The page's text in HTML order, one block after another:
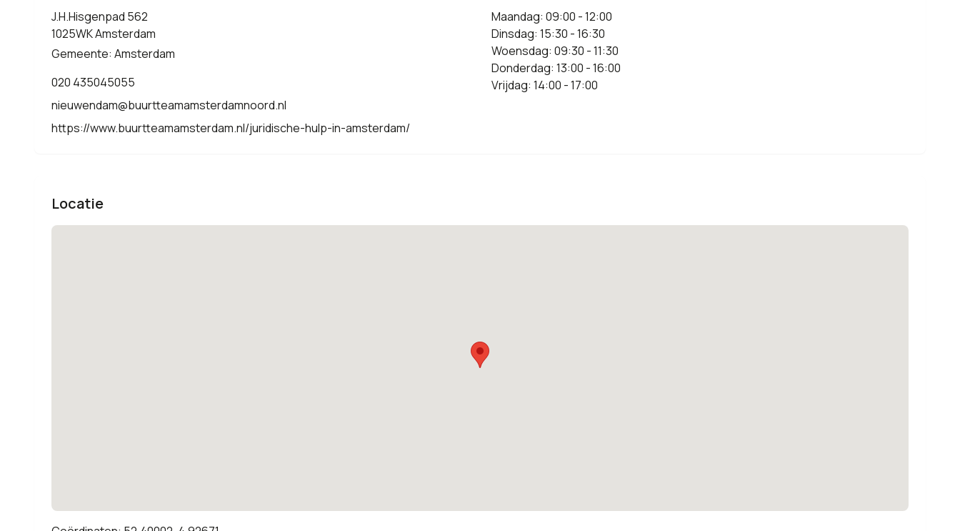
J.H.Hisgenpad 562
1025WK Amsterdam
Gemeente: Amsterdam
020 435045055
nieuwendam@buurtteamamsterdamnoord.nl
https://www.buurtteamamsterdam.nl/juridische-hulp-in-amsterdam/
Maandag: 09:00 - 12:00
Dinsdag: 15:30 - 16:30
Woensdag: 09:30 - 11:30
Donderdag: 13:00 - 16:00
Vrijdag: 14:00 - 17:00
Locatie